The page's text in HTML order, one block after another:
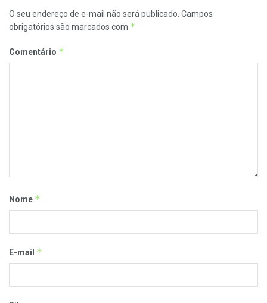
O seu endereço de e-mail não será publicado. Campos
obrigatórios são marcados com *
Comentário *
Nome *
E-mail *